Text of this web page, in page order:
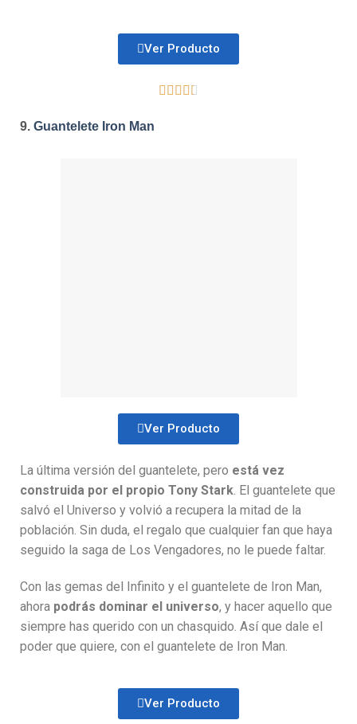
Ver Producto
    
9. Guantelete Iron Man
Ver Producto
La última versión del guantelete, pero está vez
construida por el propio Tony Stark. El guantelete que
salvó el Universo y volvió a recupera la mitad de la
población. Sin duda, el regalo que cualquier fan que haya
seguido la saga de Los Vengadores, no le puede faltar.
Con las gemas del Infinito y el guantelete de Iron Man,
ahora podrás dominar el universo, y hacer aquello que
siempre has querido con un chasquido. Así que dale el
poder que quiere, con el guantelete de Iron Man.
Ver Producto